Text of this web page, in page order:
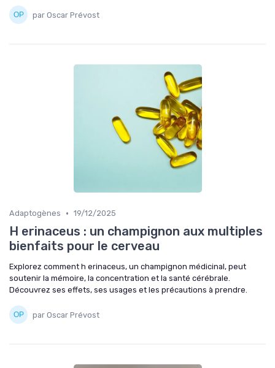
par Oscar Prévost
Adaptogènes • 19/12/2025
H erinaceus : un champignon aux multiples
bienfaits pour le cerveau
Explorez comment h erinaceus, un champignon médicinal, peut
soutenir la mémoire, la concentration et la santé cérébrale.
Découvrez ses effets, ses usages et les précautions à prendre.
par Oscar Prévost